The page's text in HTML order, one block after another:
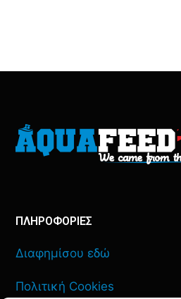
ΠΛΗΡΟΦΟΡΙΕΣ
Διαφημίσου εδώ
Πολιτική Cookies